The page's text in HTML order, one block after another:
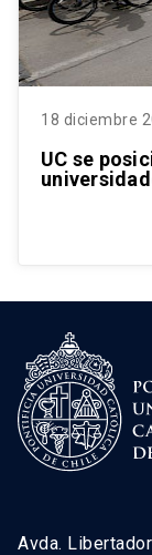
18 diciembre
UC se
Avda.